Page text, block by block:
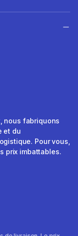
nous fabriquons
et du
Pour vous,
prix imbattables.